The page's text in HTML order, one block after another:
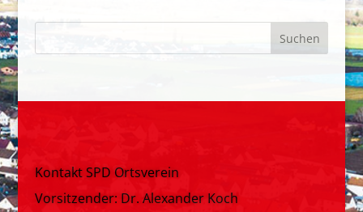
Kontakt SPD Ortsverein
Vorsitzender: Dr. Alexander Koch